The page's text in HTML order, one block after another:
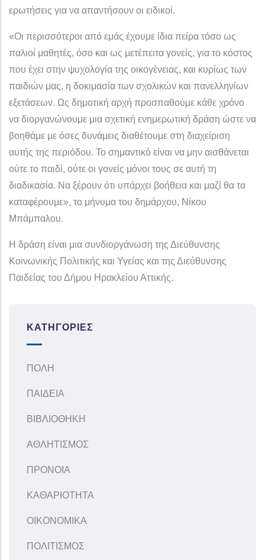
ερωτήσεις για να απαντήσουν οι ειδικοί.
«Οι περισσότεροι από εμάς έχουμε ίδια πείρα τόσο ως
παλιοί μαθητές, όσο και ως μετέπειτα γονείς, για το κόστος
που έχει στην ψυχολογία της οικογένειας, και κυρίως των
παιδιών μας, η δοκιμασία των σχολικών και πανελληνίων
εξετάσεων. Ως δημοτική αρχή προσπαθούμε κάθε χρόνο
να διοργανώνουμε μια σχετική ενημερωτική δράση ώστε να
βοηθάμε με όσες δυνάμεις διαθέτουμε στη διαχείριση
αυτής της περιόδου. Το σημαντικό είναι να μην αισθάνεται
ούτε το παιδί, ούτε οι γονείς μόνοι τους σε αυτή τη
διαδικασία. Να ξέρουν ότι υπάρχει βοήθεια και μαζί θα τα
καταφέρουμε», το μήνυμα του δημάρχου, Νίκου
Μπάμπαλου.
Η δράση είναι μια συνδιοργάνωση της Διεύθυνσης
Κοινωνικής Πολιτικής και Υγείας και της Διεύθυνσης
Παιδείας του Δήμου Ηρακλείου Αττικής.
ΚΑΤΗΓΟΡΊΕΣ
ΠΟΛΗ
ΠΑΙΔΕΙΑ
ΒΙΒΛΙΟΘΗΚΗ
ΑΘΛΗΤΙΣΜΟΣ
ΠΡΟΝΟΙΑ
ΚΑΘΑΡΙΟΤΗΤΑ
ΟΙΚΟΝΟΜΙΚΑ
ΠΟΛΙΤΙΣΜΟΣ